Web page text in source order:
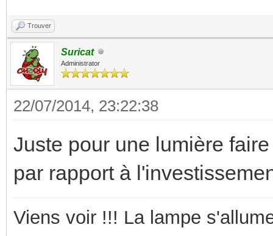
Trouver
Suricat
Administrator
22/07/2014, 23:22:38
Juste pour une lumière
par rapport à
Viens voir !!! La lampe